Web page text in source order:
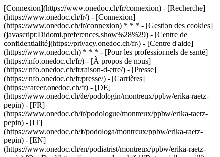
[Connexion](https://www.onedoc.ch/fr/connexion) - [Recherche]
(https://www.onedoc.ch/fr/) - [Connexion]
(https://www.onedoc.ch/fr/connexion) * * * - [Gestion des cookies]
(javascript:Didomi.preferences.show%28%29) - [Centre de
confidentialité](https://privacy.onedoc.ch/fr/) - [Centre d'aide]
(https://www.onedoc.ch) * * * - [Pour les professionnels de santé]
(https://info.onedoc.ch/fr/) - [À propos de nous]
(https://info.onedoc.ch/fr/raison-d-etre/) - [Presse]
(https://info.onedoc.ch/fr/presse/) - [Carrières]
(https://career.onedoc.ch/fr) - [DE]
(https://www.onedoc.ch/de/podologin/montreux/ppbw/erika-raetz-
pepin) - [FR]
(https://www.onedoc.ch/fr/podologue/montreux/ppbw/erika-raetz-
pepin) - [IT]
(https://www.onedoc.ch/it/podologa/montreux/ppbw/erika-raetz-
pepin) - [EN]
(https://www.onedoc.ch/en/podiatrist/montreux/ppbw/erika-raetz-